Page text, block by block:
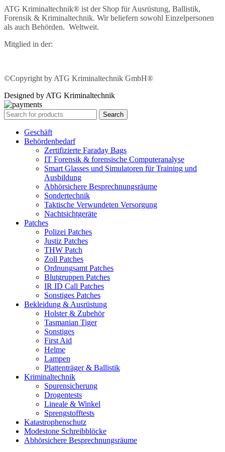
ATG Kriminaltechnik® ist der Shop für Ausrüstung, Ballistik,
Forensik & Kriminaltechnik. Wir beliefern sowohl Einzelpersonen
als auch Behörden. Weltweit.
Mitglied in der:
©Copyright by ATG Kriminaltechnik GmbH®
Designed by ATG Kriminaltechnik
Search
Geschäft
Behördenbedarf
Zertifizierte Faraday Bags
IT Forensik & forensische Computeranalyse
Smart Glasses und Simulatoren für Training und
Ausbildung
Abhörsichere Besprechnungsräume
Sondertechnik
Taktische Verwundeten Versorgung
Nachtsichtgeräte
Patches
Polizei Patches
Justiz Patches
THW Patch
Zoll Patches
Ordnungsamt Patches
Blutgruppen Patches
IR ID Call Patches
Sonstiges Patches
Bekleidung & Ausrüstung
Holster & Zubehör
Tasmanian Tiger
Sonstiges
First Aid
Helme
Lampen
Plattenträger & Ballistik
Kriminaltechnik
Spurensicherung
Drogentests
Lineale & Winkel
Sprengstofftests
Katastrophenschutz
Modestone Schreibblöcke
Abhörsichere Besprechnungsräume